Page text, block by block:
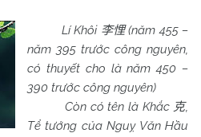
Lí Khôi 李悝(năm 455 –
năm 395 trước công nguyên,
có thuyết cho là năm 450 –
390 trước công nguyên)
Còn có tên là Khắc 克,
Tể tướng của Nguỵ Văn Hầu